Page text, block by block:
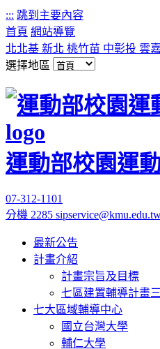
::: 跳到主要內容
首頁 網站導覽
北北基 新北 桃竹苗 中彰投 雲
選擇地區
運動部校園運
07-312-1101
分機 2285
最新公告
計畫介紹
計畫宗旨及目標
七區建置輔導計畫
七大區域輔導中心
國立台灣大學
輔仁大學